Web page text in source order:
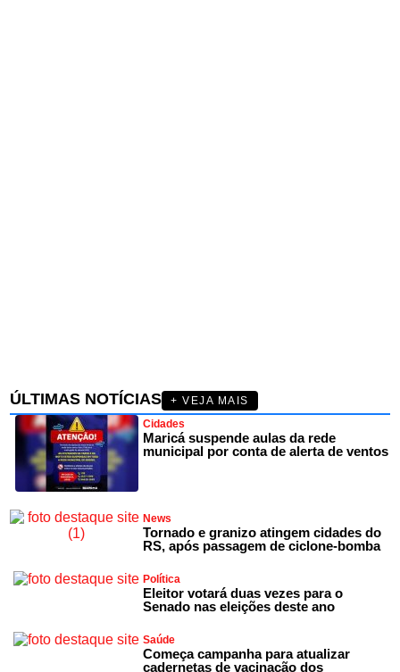
ÚLTIMAS NOTÍCIAS
+ VEJA MAIS
Cidades
Maricá suspende aulas da rede
municipal por conta de alerta de ventos
News
Tornado e granizo atingem cidades do
RS, após passagem de ciclone-bomba
Política
Eleitor votará duas vezes para o
Senado nas eleições deste ano
Saúde
Começa campanha para atualizar
cadernetas de vacinação dos